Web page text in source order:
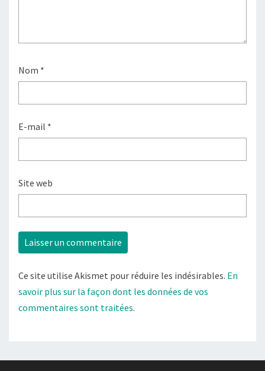
Nom *
E-mail *
Site web
Ce site utilise Akismet pour réduire les indésirables. En
savoir plus sur la façon dont les données de vos
commentaires sont traitées.